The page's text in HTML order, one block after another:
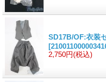
SD17B/OF:衣装
2,750円(税込)